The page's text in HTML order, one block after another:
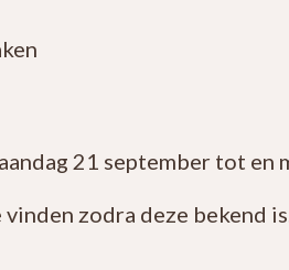
21 september tot en
zodra deze bekend